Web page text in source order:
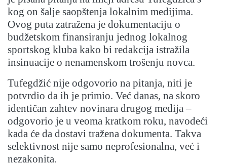
kog on šalje saopštenja lokalnim medijima.
Ovog puta zatražena je dokumentaciju o
budžetskom finansiranju jednog lokalnog
sportskog kluba kako bi redakcija istražila
insinuacije o nenamenskom trošenju novca.
Tufegdžić nije odgovorio na pitanja, niti je
potvrdio da ih je primio. Već danas, na skoro
identičan zahtev novinara drugog medija –
odgovorio je u veoma kratkom roku, navodeći
kada će da dostavi tražena dokumenta. Takva
selektivnost nije samo neprofesionalna, već i
nezakonita.